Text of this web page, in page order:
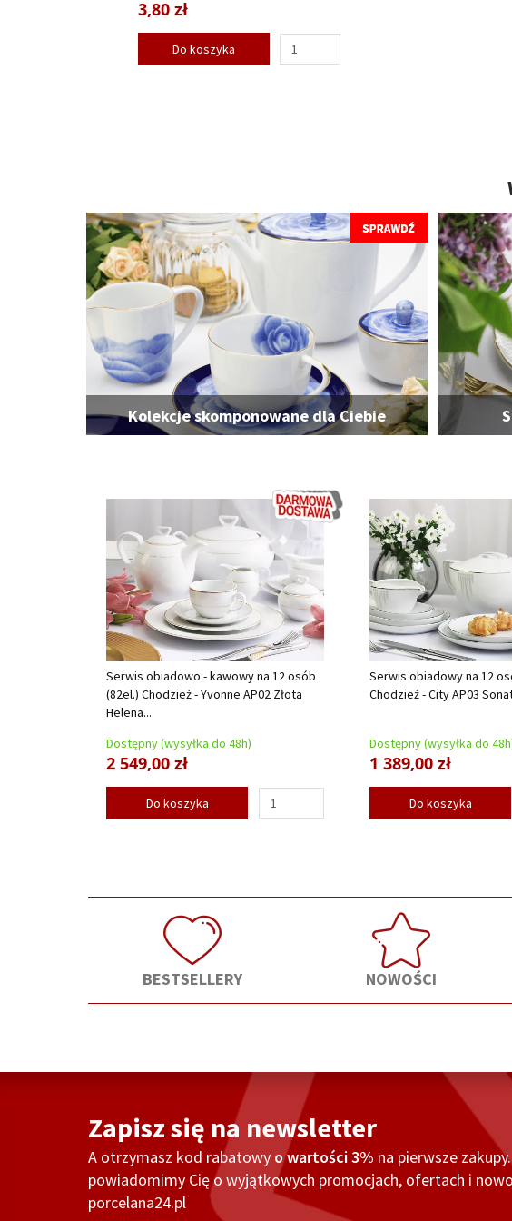
3,80 zł
Do koszyka
Kolekcje skomponowane dla Ciebie
Serwis obiadowo - kawowy na 12 osób
(82el.) Chodzież - Yvonne AP02 Złota
Helena...
Dostępny (wysyłka do 48h)
2 549,00 zł
Do koszyka
Serwis obiadowy na 12
Chodzież - City AP03
Dostępny (wysyłka do
1 389,00 zł
Do koszyka
BESTSELLERY NOWOŚCI
Zapisz się na newsletter
A otrzymasz kod rabatowy o wartości 3% na pierwsze
powiadomimy Cię o wyjątkowych promocjach, ofertach i
porcelana24.pl